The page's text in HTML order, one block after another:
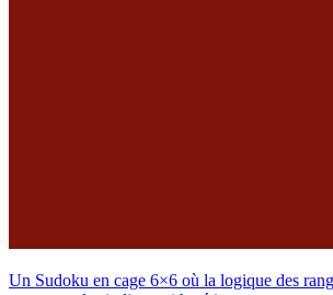
Un Sudoku en cage 6×6 où la logique des